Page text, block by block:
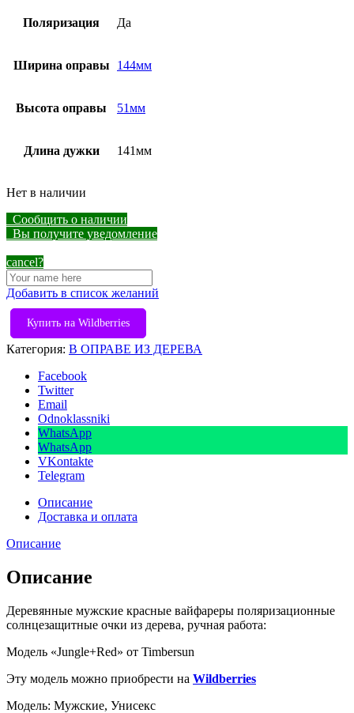
Поляризация Да
Ширина оправы 144мм
Высота оправы 51мм
Длина дужки 141мм
Нет в наличии
Сообщить о наличии
Вы получите уведомление
cancel?
Добавить в список желаний
Купить на Wildberries
Категория: В ОПРАВЕ ИЗ ДЕРЕВА
Facebook
Twitter
Email
Odnoklassniki
WhatsApp
WhatsApp
VKontakte
Telegram
Описание
Доставка и оплата
Описание
Описание
Деревянные мужские красные вайфареры поляризационные
солнцезащитные очки из дерева, ручная работа:
Модель «Jungle+Red» от Timbersun
Эту модель можно приобрести на Wildberries
Модель: Мужские, Унисекс